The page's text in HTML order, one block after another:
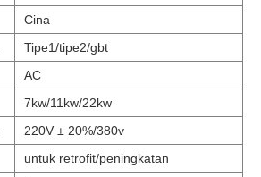
Cina
Tipe1/tipe2/gbt
AC
7kw/11kw/22kw
220V ± 20%/380v
untuk retrofit/peningkatan